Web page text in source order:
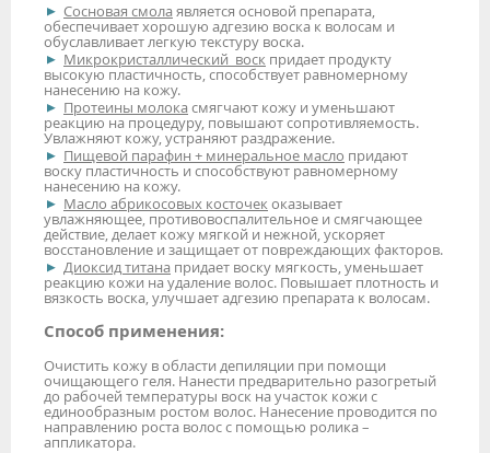
Сосновая смола является основой препарата,
обеспечивает хорошую адгезию воска к волосам и
обуславливает легкую текстуру воска.
Микрокристаллический воск придает продукту
высокую пластичность, способствует равномерному
нанесению на кожу.
Протеины молока смягчают кожу и уменьшают
реакцию на процедуру, повышают сопротивляемость.
Увлажняют кожу, устраняют раздражение.
Пищевой парафин + минеральное масло придают
воску пластичность и способствуют равномерному
нанесению на кожу.
Масло абрикосовых косточекоказывает
увлажняющее, противовоспалительное и смягчающее
действие, делает кожу мягкой и нежной, ускоряет
восстановление и защищает от повреждающих факторов.
Диоксид титана придает воску мягкость, уменьшает
реакцию кожи на удаление волос. Повышает плотность и
вязкость воска, улучшает адгезию препарата к волосам.
Способ применения:
Очистить кожу в области депиляции при помощи
очищающего геля. Нанести предварительно разогретый
до рабочей температуры воск на участок кожи с
единообразным ростом волос. Нанесение проводится по
направлению роста волос с помощью ролика –
аппликатора.